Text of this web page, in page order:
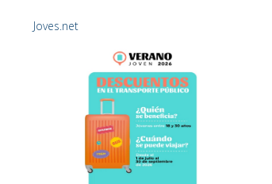
Joves.net